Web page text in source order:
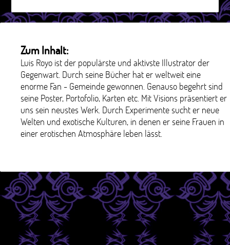
Zum Inhalt:
Luis Royo ist der populärste und aktivste Illustrator der
Gegenwart. Durch seine Bücher hat er weltweit eine
enorme Fan - Gemeinde gewonnen. Genauso begehrt sind
seine Poster, Portofolio, Karten etc. Mit Visions präsentiert er
uns sein neustes Werk. Durch Experimente sucht er neue
Welten und exotische Kulturen, in denen er seine Frauen in
einer erotischen Atmosphäre leben lässt.